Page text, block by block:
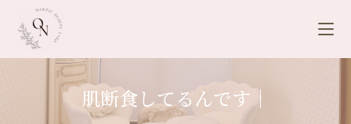
肌断食してるんです｜